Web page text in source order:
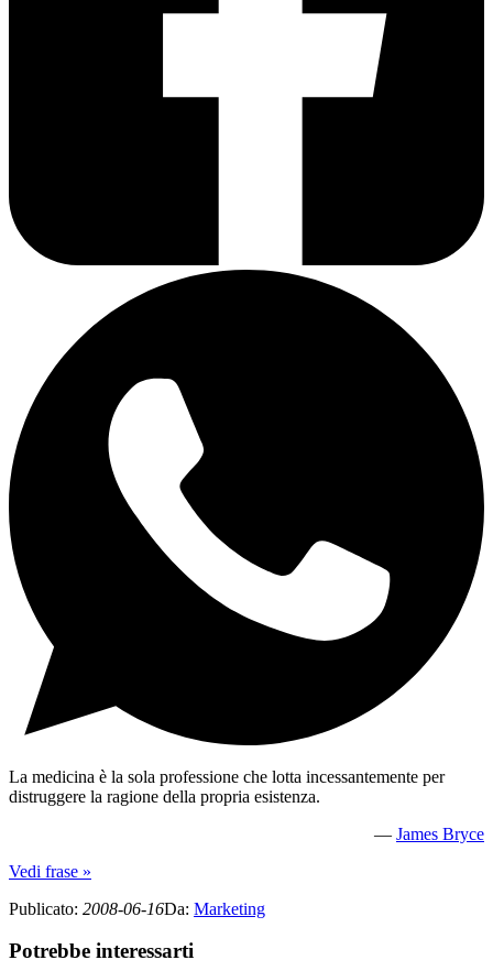
La medicina è la sola professione che lotta incessantemente per
distruggere la ragione della propria esistenza.
— James Bryce
Vedi frase »
Publicato: 2008-06-16Da: Marketing
Potrebbe interessarti